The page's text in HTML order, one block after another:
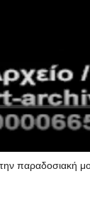
παραδοσιακή